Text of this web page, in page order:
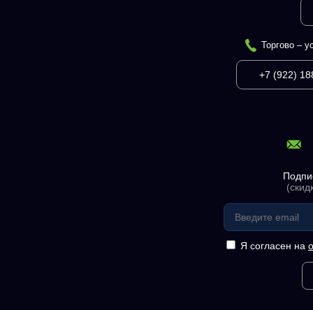
Торгово –
+7 (922)
Я согласен на